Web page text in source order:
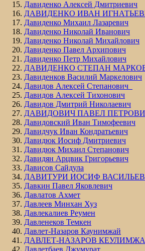
Давиденко Алексей Дмитриевич
ДАВИДЕНКО ИВАН
Давиденко Михаил Лазаревич
Давиденко Николай Иванович
Давиденко Николай Михайлович
Давиденко Павел Архипович
Давиденко Петр Михайлович
ДАВИДЕНКО СТЕПАН
Давиденков Василий Маркелович
Давидов Алексей Степанович
Давидов Алексей Тихонович
Давидов Дмитрий Николаевич
ДАВИДОВИЧ ПАВЕЛ
Давидовский Иван Тимофеевич
Давидчук Иван Кондратьевич
Давидюк Иосиф Дмитриевич
Давидюк Михаил Степанович
Давидян Арцвик Григорьевич
Дависов Сайдула
ДАВИТУРИ ИОСИФ
Давкин Павел Яковлевич
Давлатов Ахмет
Давлеев Минхан Хуз
Давлекалиев Реумен
Давленеков Темкен
Давлет-Назаров Каунимжай
ДАВЛЕТ-НАЗАРОВ
Давлетбаев Джумурат